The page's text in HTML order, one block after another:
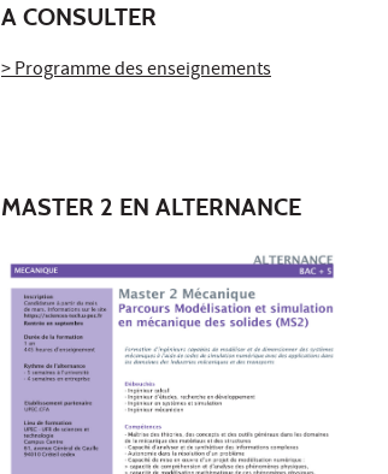
A CONSULTER
> Programme des enseignements
MASTER 2 EN ALTERNANCE